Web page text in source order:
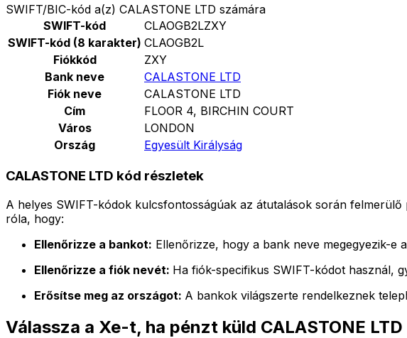
SWIFT/BIC-kód a(z) CALASTONE LTD számára
SWIFT-kód
CLAOGB2LZXY
SWIFT-kód (8 karakter) CLAOGB2L
Fiókkód
ZXY
Bank neve
CALASTONE LTD
Fiók neve
CALASTONE LTD
Cím
FLOOR 4, BIRCHIN COURT
Város
LONDON
Ország
Egyesült Királyság
CALASTONE LTD kód részletek
A helyes SWIFT-kódok kulcsfontosságúak az átutalások során
róla, hogy:
Ellenőrizze a bankot: Ellenőrizze, hogy a bank neve megegyezik-e
Ellenőrizze a fiók nevét: Ha fiók-specifikus SWIFT-kódot használ,
Erősítse meg az országot: A bankok világszerte rendelkeznek
Válassza a Xe-t, ha pénzt küld CALASTONE LTD